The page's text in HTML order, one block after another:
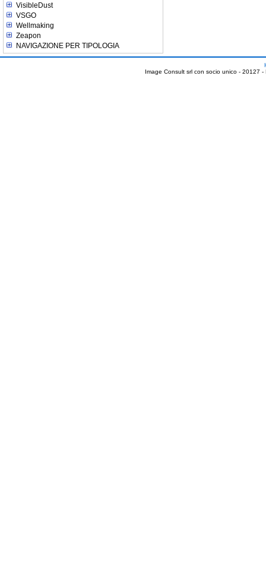
VisibleDust
VSGO
Wellmaking
Zeapon
NAVIGAZIONE PER TIPOLOGIA
Image Consult srl con socio unico - 20127